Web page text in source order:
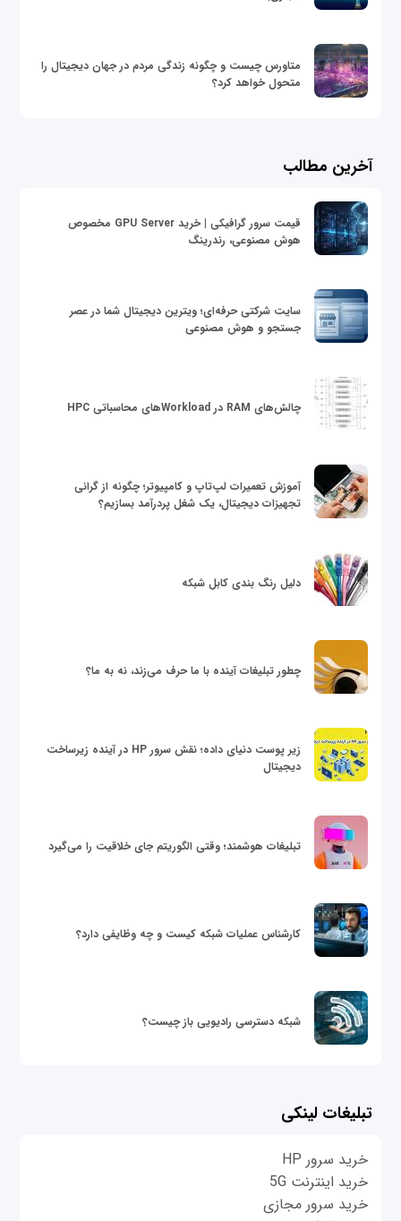
متاورس چیست و چگونه زندگی مردم در جهان دیجیتال را
متحول خواهد کرد؟
آخرین مطالب
قیمت سرور گرافیکی | خرید GPU Server مخصوص
هوش مصنوعی، رندرینگ
سایت شرکتی حرفه‌ای؛ ویترین دیجیتال شما در عصر
جستجو و هوش مصنوعی
چالش‌های RAM در Workloadهای محاسباتی HPC
آموزش تعمیرات لپ‌تاپ و کامپیوتر؛ چگونه از گرانی
تجهیزات دیجیتال، یک شغل پردرآمد بسازیم؟
دلیل رنگ بندی کابل شبکه
چطور تبلیغات آینده با ما حرف می‌زند، نه به ما؟
زیر پوست دنیای داده؛ نقش سرور HP در آینده زیرساخت
دیجیتال
تبلیغات هوشمند؛ وقتی الگوریتم جای خلاقیت را می‌گیرد
کارشناس عملیات شبکه کیست و چه وظایفی دارد؟
شبکه دسترسی رادیویی باز چیست؟
تبلیغات لینکی
خرید سرور HP
خرید اینترنت 5G
خرید سرور مجازی